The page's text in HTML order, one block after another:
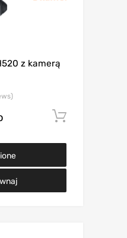
z kamerą